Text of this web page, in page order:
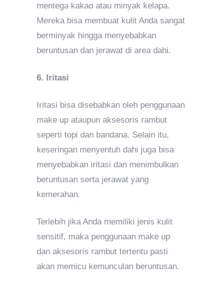
mentega kakao atau minyak kelapa.
Mereka bisa membuat kulit Anda sangat
berminyak hingga menyebabkan
beruntusan dan jerawat di area dahi.
6. Iritasi
Iritasi bisa disebabkan oleh penggunaan
make up ataupun aksesoris rambut
seperti topi dan bandana. Selain itu,
keseringan menyentuh dahi juga bisa
menyebabkan iritasi dan menimbulkan
beruntusan serta jerawat yang
kemerahan.
Terlebih jika Anda memiliki jenis kulit
sensitif, maka penggunaan make up
dan aksesoris rambut tertentu pasti
akan memicu kemunculan beruntusan.